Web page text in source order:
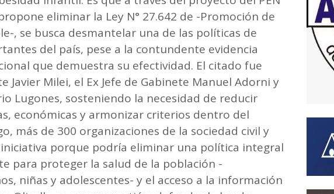
eliminar la Ley N° 27.642 de -Promoción de
, se busca desmantelar una de las políticas de
del país, pese a la contundente evidencia
que demuestra su efectividad. El citado fue
Javier Milei, el Ex Jefe de Gabinete Manuel Adorni y
Lugones, sosteniendo la necesidad de reducir
económicas y armonizar criterios dentro del
más de 300 organizaciones de la sociedad civil y
iniciativa porque podría eliminar una política integral
para proteger la salud de la población -
niñas y adolescentes- y el acceso a la información